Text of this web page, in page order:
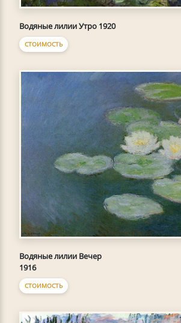
Водяные лилии Утро 1920
СТОИМОСТЬ
Водяные лилии Вечер
1916
СТОИМОСТЬ